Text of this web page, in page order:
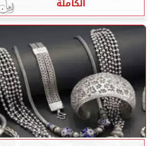
الكاملة